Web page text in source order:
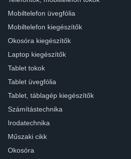
Mobiltelefon üvegfólia
Mobiltelefon kiegészítők
Okosóra kiegészítők
Laptop kiegészítők
Tablet tokok
Tablet üvegfólia
Tablet, táblagép kiegészítők
Számítástechnika
Irodatechnika
Műszaki cikk
Okosóra